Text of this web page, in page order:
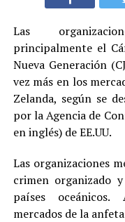
Las
principalmente el
Nueva Generación
vez más en los
Zelanda, según se
por la Agencia de
en inglés) de EE.UU.
Las organizaciones
crimen organizado
países
mercados de la